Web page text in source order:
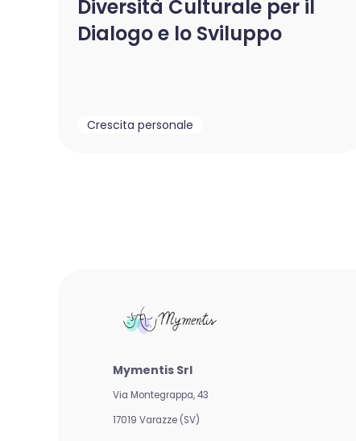
Diversità Culturale per il
Dialogo e lo Sviluppo
Crescita personale
Mymentis Srl
Via Montegrappa, 43
17019 Varazze (SV)